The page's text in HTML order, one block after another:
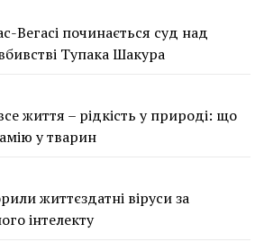
Вегасі починається суд над
Тупака Шакура
життя – рідкість у природі: що
у тварин
життєздатні віруси за
інтелекту